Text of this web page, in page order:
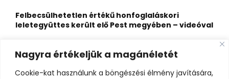
Nagyra értékeljük a magánéletét
Cookie-kat használunk a böngészési élmény javítására,
Felbecsülhetetlen értékű honfoglaláskori
leletegyüttes került elő Pest megyében – videóval
Eltűnt egy 21 éves fiatal, az Ozora fesztiválon
látták utoljára